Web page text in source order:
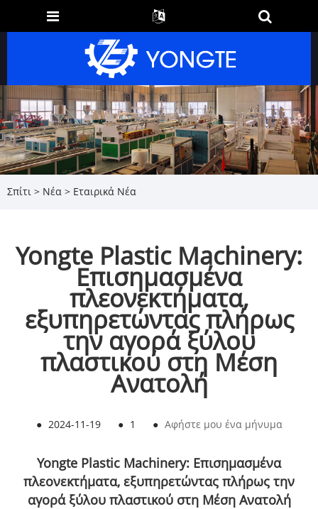
Σπίτι > Νέα > Εταιρικά Νέα
Yongte Plastic Machinery:
Επισημασμένα
πλεονεκτήματα,
εξυπηρετώντας πλήρως
την αγορά ξύλου
πλαστικού στη Μέση
Ανατολή
● 2024-11-19 ● 1 ● Αφήστε μου ένα μήνυμα
Yongte Plastic Machinery: Επισημασμένα
πλεονεκτήματα, εξυπηρετώντας πλήρως την
αγορά ξύλου πλαστικού στη Μέση Ανατολή